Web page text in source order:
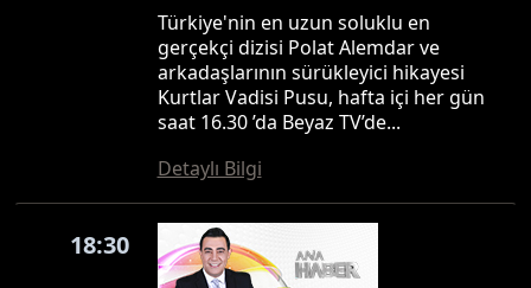
Türkiye'nin en uzun soluklu en
gerçekçi dizisi Polat Alemdar ve
arkadaşlarının sürükleyici hikayesi
Kurtlar Vadisi Pusu, hafta içi her gün
saat 16.30 ’da Beyaz TV’de...
Detaylı Bilgi
18:30